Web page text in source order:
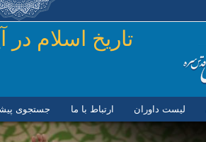
رفتن به محتوای
تاريخ اسلام
لیست داوران ارتباط با ما جستجوی